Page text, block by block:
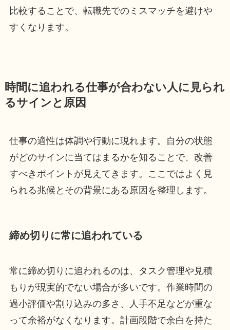
比較することで、転職先でのミスマッチを避けや
すくなります。
時間に追われる仕事が合わない人に見られ
るサインと原因
仕事の適性は体調や行動に現れます。自分の状態
がどのサインに当てはまるかを知ることで、改善
すべきポイントが見えてきます。ここではよく見
られる兆候とその背景にある原因を整理します。
締め切りに常に追われている
常に締め切りに追われるのは、タスク管理や見積
もりが現実的でない場合が多いです。作業時間の
過小評価や割り込みの多さ、人手不足などが重な
って余裕がなくなります。計画段階で余白を持た